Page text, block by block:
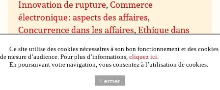
Innovation de rupture,Commerce
électronique : aspects des affaires,
Concurrence dans les affaires,Ethique dans
d’entreprise,Affaires et environnement ;
approches « vertes » dans les affaires,Affaires
Conseils et subventions pour
Ce site utilise des cookies nécessaires à son bon fonctionnement et des cookies
de mesure d’audience. Pour plus d’informations, cliquez ici.
En poursuivant votre navigation, vous consentez à l’utilisation de cookies.
Fermer